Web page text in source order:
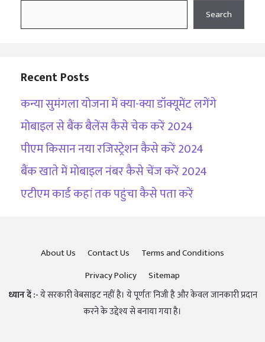
Search
Recent Posts
कन्या सुमंगला योजना में क्या-क्या डॉक्यूमेंट लगेंगे
मोबाइल से बैंक बैलेंस कैसे चेक करें 2024
पीएम किसान नया रजिस्ट्रेशन कैसे करें 2024
बैंक खाते में मोबाइल नंबर कैसे चेंज करें 2024
एटीएम कार्ड कहां तक पहुंचा कैसे पता करें
About Us Contact Us
Terms and Conditions
Privacy Policy
Sitemap
ध्यान दें :-ये सरकारी वेबसाइट नहीं है। ये पूर्णतः निजी है और केवल जानकारी प्रदान
करने के उद्देश्य से बनाया गया है।